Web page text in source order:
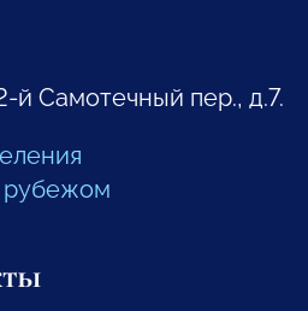
й Самотечный пер., д.7.
рубежом